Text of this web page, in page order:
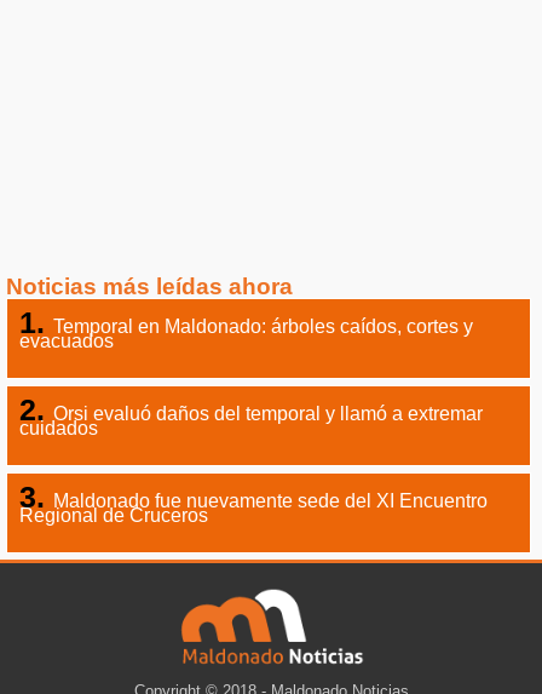
Noticias más leídas ahora
Temporal en Maldonado: árboles caídos, cortes y
evacuados
Orsi evaluó daños del temporal y llamó a extremar
cuidados
Maldonado fue nuevamente sede del XI Encuentro
Regional de Cruceros